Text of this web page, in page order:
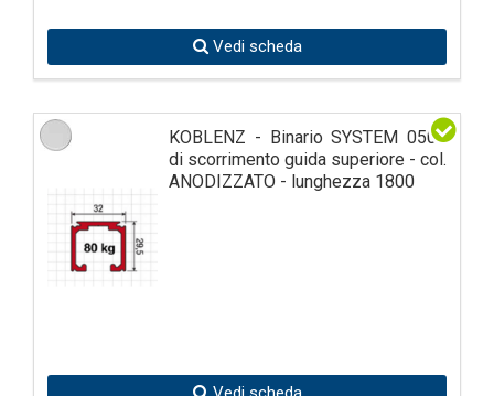
Vedi scheda
KOBLENZ - Binario SYSTEM 0500
di scorrimento guida superiore - col.
ANODIZZATO - lunghezza 1800